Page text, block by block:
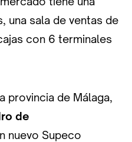
una sala de ventas de
con 6 terminales
provincia de Málaga,
de
nuevo Supeco